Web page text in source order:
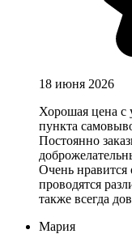
18 июня 2026
Хорошая цена с
пункта
Постоянно
Очень нравится
проводятся
также всегда
Мария